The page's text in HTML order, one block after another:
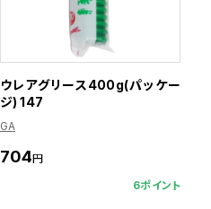
ウレアグリース400g(パッケー
ジ) 147
GA
704円
6ポイント